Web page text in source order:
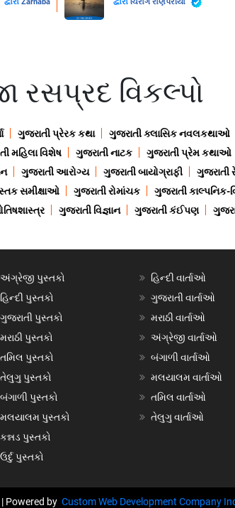
દ્વારા Zarnaba દ્વારા ચિરાગ રાણપરીયા
રસપ્રદ વિકલ્પો
ગુજરાતી પ્રેરક કથા ગુજરાતી ક્લાસિક નવલકથાઓ
મહિલા વિશેષ ગુજરાતી નાટક ગુજરાતી પ્રેમ કથાઓ
ગુજરાતી આરોગ્ય ગુજરાતી બાયોગ્રાફી ગુજરાતી
સમીક્ષાઓ ગુજરાતી રોમાંચક ગુજરાતી કાલ્પનિક-
ગુજરાતી વિજ્ઞાન ગુજરાતી કંઈપણ
અંગ્રેજી પુસ્તકો
હિન્દી પુસ્તકો
ગુજરાતી પુસ્તકો
મરાઠી પુસ્તકો
તમિલ પુસ્તકો
તેલુગુ પુસ્તકો
બંગાળી પુસ્તકો
મલયાલમ પુસ્તકો
કન્નડ પુસ્તકો
ઉર્દુ પુસ્તકો
હિન્દી વાર્તાઓ
ગુજરાતી વાર્તાઓ
મરાઠી વાર્તાઓ
અંગ્રેજી વાર્તાઓ
બંગાળી વાર્તાઓ
મલયાલમ વાર્તાઓ
તમિલ વાર્તાઓ
તેલુગુ વાર્તાઓ
Powered by Custom Web Development Company